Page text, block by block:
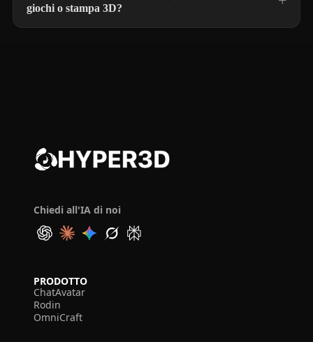
giochi o stampa 3D?
Chiedi all'IA di noi
PRODOTTO
ChatAvatar
Rodin
OmniCraft